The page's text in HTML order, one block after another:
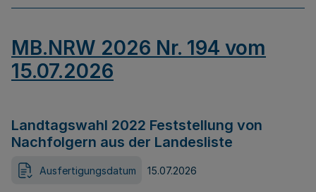
MB.NRW 2026 Nr. 194 vom
15.07.2026
Landtagswahl 2022 Feststellung von
Nachfolgern aus der Landesliste
Ausfertigungsdatum 15.07.2026